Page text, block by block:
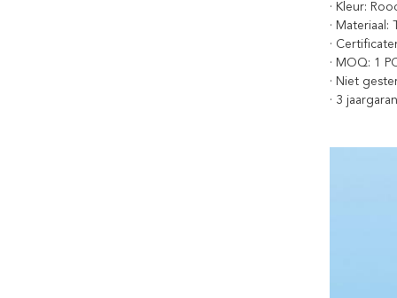
· Kleur:
· Materiaal:
·
· MOQ: 1
· Niet
· 3